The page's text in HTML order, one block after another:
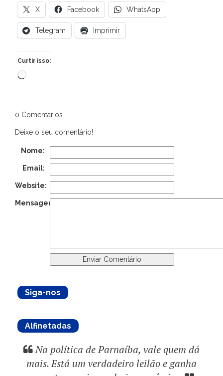
X Facebook WhatsApp
Telegram Imprimir
Curtir isso:
Carregando...
0 Comentários
Deixe o seu comentário!
Nome:
Email:
Website:
Mensagem:
Siga-nos
Alfinetadas
Na política de Parnaíba, vale quem dá
mais. Está um verdadeiro leilão e ganha